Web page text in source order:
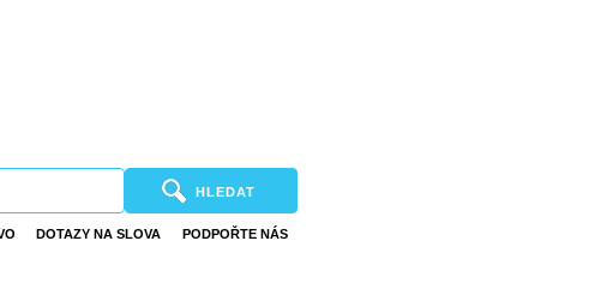
HLEDAT
DOTAZY NA SLOVA PODPOŘTE NÁS